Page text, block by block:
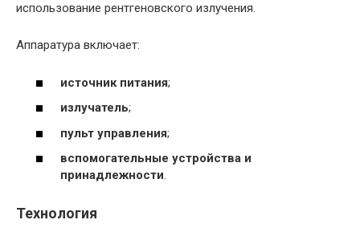
использование рентгеновского излучения.
Аппаратура включает:
источник питания;
излучатель;
пульт управления;
вспомогательные устройства и
принадлежности.
Технология